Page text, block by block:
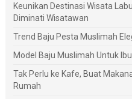
Keunikan Destinasi Wisata
Diminati Wisatawan
Trend Baju Pesta Muslimah
Model Baju Muslimah Untuk
Tak Perlu ke Kafe, Buat
Rumah